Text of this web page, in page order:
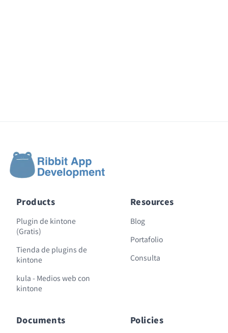
Products
Plugin de kintone
(Gratis)
Tienda de plugins de
kintone
kula - Medios web con
kintone
Resources
Blog
Portafolio
Consulta
Documents Policies